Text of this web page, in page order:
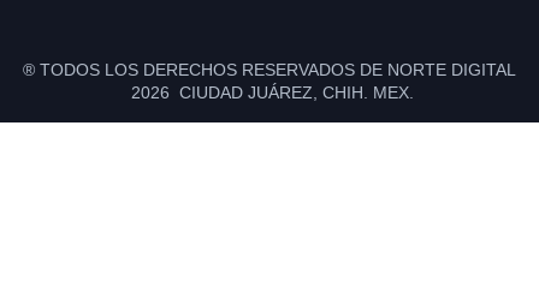
® TODOS LOS DERECHOS RESERVADOS DE NORTE DIGITAL
2026 CIUDAD JUÁREZ, CHIH. MEX.